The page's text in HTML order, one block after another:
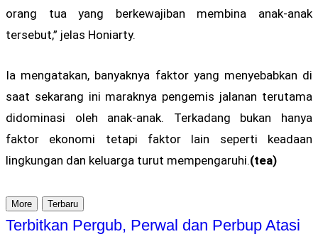
orang tua yang berkewajiban membina anak-anak
tersebut,” jelas Honiarty.
Ia mengatakan, banyaknya faktor yang menyebabkan di
saat sekarang ini maraknya pengemis jalanan terutama
didominasi oleh anak-anak. Terkadang bukan hanya
faktor ekonomi tetapi faktor lain seperti keadaan
lingkungan dan keluarga turut mempengaruhi.(tea)
More Terbaru
Terbitkan Pergub, Perwal dan Perbup Atasi